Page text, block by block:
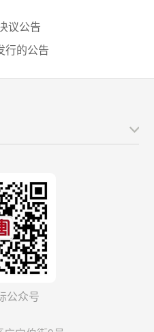
议公告
行的公告
公众号